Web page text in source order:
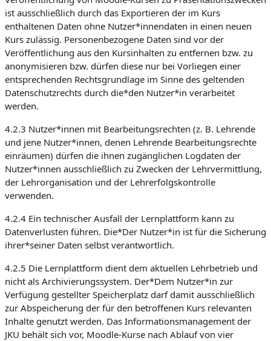
ist ausschließlich durch das Exportieren der im Kurs
enthaltenen Daten ohne Nutzer*innendaten in einen neuen
Kurs zulässig. Personenbezogene Daten sind vor der
Veröffentlichung aus den Kursinhalten zu entfernen bzw. zu
anonymisieren bzw. dürfen diese nur bei Vorliegen einer
entsprechenden Rechtsgrundlage im Sinne des geltenden
Datenschutzrechts durch die*den Nutzer*in verarbeitet
werden.
4.2.3 Nutzer*innen mit Bearbeitungsrechten (z. B. Lehrende
und jene Nutzer*innen, denen Lehrende Bearbeitungsrechte
einräumen) dürfen die ihnen zugänglichen Logdaten der
Nutzer*innen ausschließlich zu Zwecken der Lehrvermittlung,
der Lehrorganisation und der Lehrerfolgskontrolle
verwenden.
4.2.4 Ein technischer Ausfall der Lernplattform kann zu
Datenverlusten führen. Die*Der Nutzer*in ist für die Sicherung
ihrer*seiner Daten selbst verantwortlich.
4.2.5 Die Lernplattform dient dem aktuellen Lehrbetrieb und
nicht als Archivierungssystem. Der*Dem Nutzer*in zur
Verfügung gestellter Speicherplatz darf damit ausschließlich
zur Abspeicherung der für den betroffenen Kurs relevanten
Inhalte genutzt werden. Das Informationsmanagement der
JKU behält sich vor, Moodle-Kurse nach Ablauf von vier